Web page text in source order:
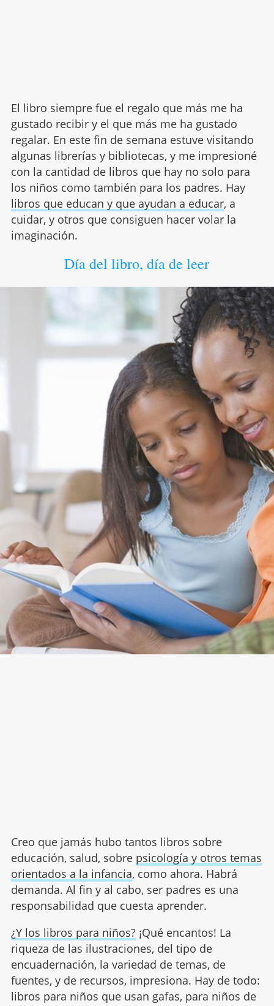
El libro siempre fue el regalo que más me ha
gustado recibir y el que más me ha gustado
regalar. En este fin de semana estuve visitando
algunas librerías y bibliotecas, y me impresioné
con la cantidad de libros que hay no solo para
los niños como también para los padres. Hay
libros que educan y que ayudan a educar, a
cuidar, y otros que consiguen hacer volar la
imaginación.
Día del libro, día de leer
Creo que jamás hubo tantos libros sobre
educación, salud, sobre psicología y otros temas
orientados a la infancia, como ahora. Habrá
demanda. Al fin y al cabo, ser padres es una
responsabilidad que cuesta aprender.
¿Y los libros para niños?¡Qué encantos! La
riqueza de las ilustraciones, del tipo de
encuadernación, la variedad de temas, de
fuentes, y de recursos, impresiona. Hay de todo:
libros para niños que usan gafas, para niños de